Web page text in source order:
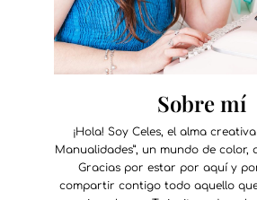
Sobre mí
¡Hola! Soy Celes, el alma
Manualidades”, un mundo de color,
Gracias por estar por aquí y
compartir contigo todo aquello